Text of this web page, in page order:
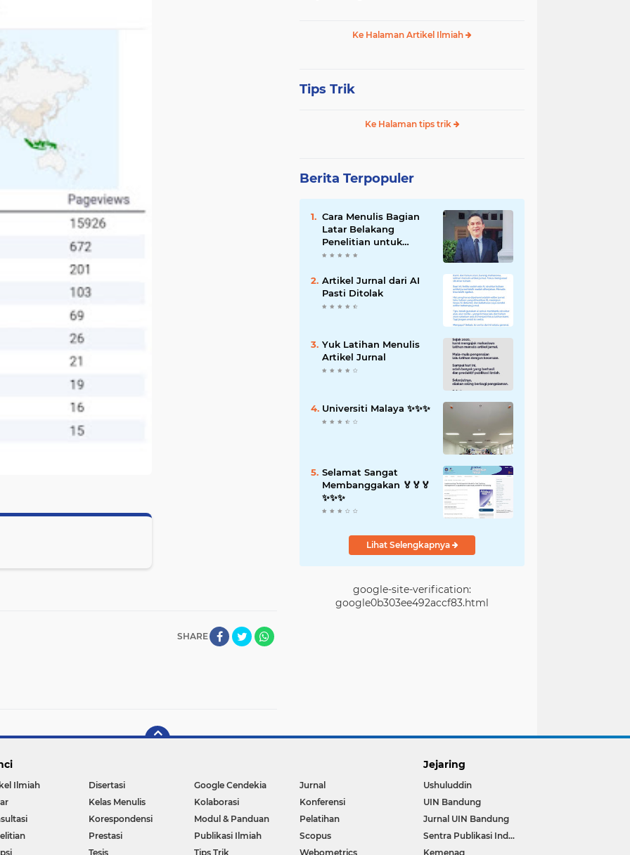
SHARE
Ke Halaman Artikel Ilmiah
Tips Trik
Ke Halaman tips trik
Berita Terpopuler
Cara Menulis Bagian
Latar Belakang
Penelitian untuk
Proposal Skripsi
Artikel Jurnal dari AI
Pasti Ditolak
Yuk Latihan Menulis
Artikel Jurnal
Universiti Malaya ✨️✨️✨️
Selamat Sangat
Membanggakan 🏅🏅🏅
✨️✨️✨️
Lihat Selengkapnya
google-site-verification:
google0b303ee492accf83.html
Ilmiah Disertasi Google Cendekia
Jurnal
Kelas Menulis Kolaborasi
Konferensi
Korespondensi Modul & Panduan
Pelatihan
Prestasi Publikasi Ilmiah
Scopus
Tesis Tips Trik Webometrics
Jejaring
Ushuluddin
UIN Bandung
Jurnal UIN Bandung
Sentra Publikasi Indonesia
Kemenag